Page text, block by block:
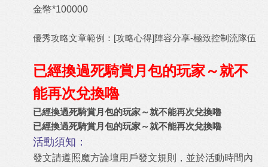
金幣*100000
優秀攻略文章範例： [攻略心得]陣容分享-極致控制流隊伍
已經換過死騎賞月包的玩家～就不
能再次兌換嚕
已經換過死騎賞月包的玩家～就不能再次兌換嚕
已經換過死騎賞月包的玩家～就不能再次兌換嚕
活動須知：
發文請遵照魔方論壇用戶發文規則，並於活動時間內